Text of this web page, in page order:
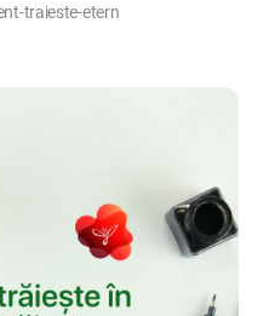
traieste-etern